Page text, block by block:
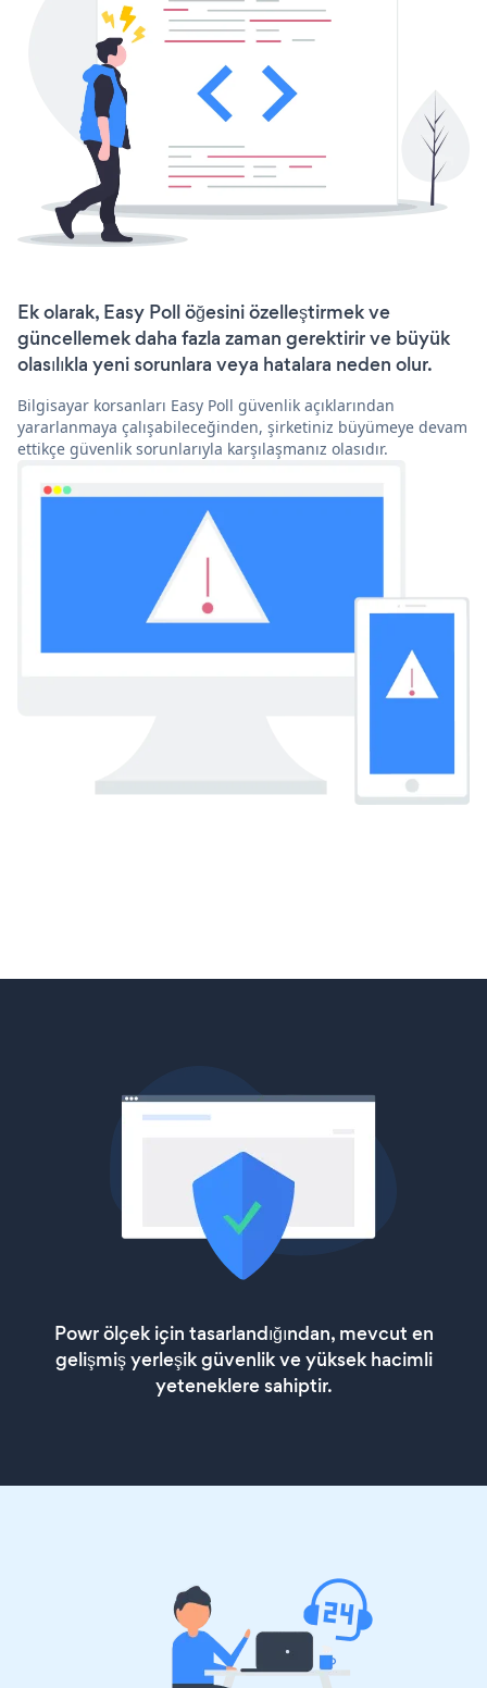
Ek olarak, Easy Poll öğesini özelleştirmek ve
güncellemek daha fazla zaman gerektirir ve büyük
olasılıkla yeni sorunlara veya hatalara neden olur.
Bilgisayar korsanları Easy Poll güvenlik açıklarından
yararlanmaya çalışabileceğinden, şirketiniz büyümeye devam
ettikçe güvenlik sorunlarıyla karşılaşmanız olasıdır.
Powr ölçek için tasarlandığından, mevcut en
gelişmiş yerleşik güvenlik ve yüksek hacimli
yeteneklere sahiptir.